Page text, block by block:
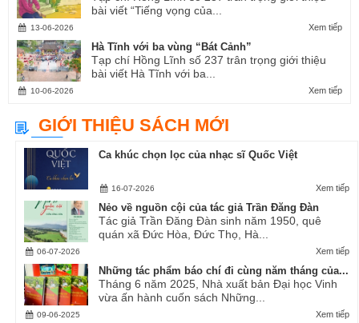
bài viết “Tiếng vọng của...
Xem tiếp
13-06-2026
Hà Tĩnh với ba vùng “Bát Cảnh”
Tạp chí Hồng Lĩnh số 237 trân trọng giới thiệu
bài viết Hà Tĩnh với ba...
Xem tiếp
10-06-2026
GIỚI THIỆU SÁCH MỚI
Ca khúc chọn lọc của nhạc sĩ Quốc Việt
Xem tiếp
16-07-2026
Nẻo về nguồn cội của tác giả Trần Đăng Đàn
Tác giả Trần Đăng Đàn sinh năm 1950, quê
quán xã Đức Hòa, Đức Thọ, Hà...
Xem tiếp
06-07-2026
Những tác phẩm báo chí đi cùng năm tháng của...
Tháng 6 năm 2025, Nhà xuất bản Đại học Vinh
vừa ấn hành cuốn sách Những...
Xem tiếp
09-06-2025